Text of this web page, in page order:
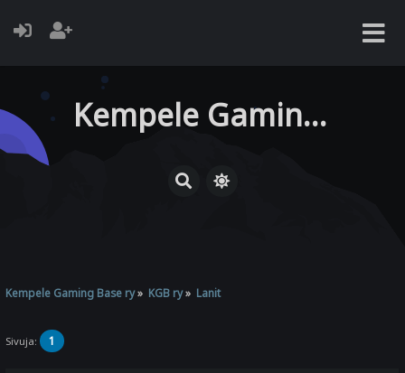
Kempele Gaming Base ry
Kempele Gaming Base ry» KGB ry» Lanit
Sivuja: 1